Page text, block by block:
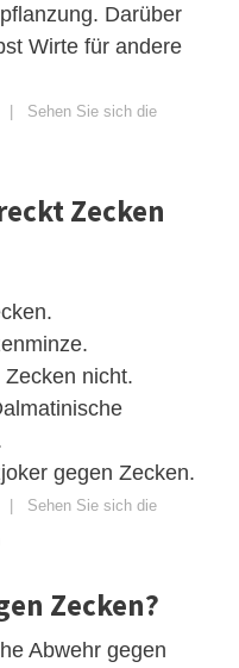
Darüber
Wirte für andere
| Sehen Sie sich die
Zecken
nicht.
gegen Zecken.
| Sehen Sie sich die
Zecken?
Abwehr gegen